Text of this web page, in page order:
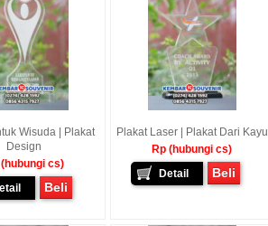
Wisuda | Plakat
Design
(hubungi cs)
Beli
Plakat Laser | Plakat Dari Kayu
Rp (hubungi cs)
Detail
Beli